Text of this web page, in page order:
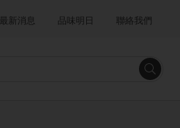
最新消息 品味明日 聯絡我們
Search